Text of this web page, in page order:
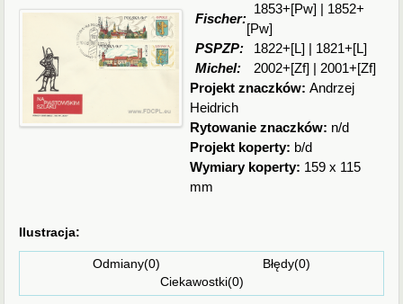
Fischer:
1853+[Pw] | 1852+
[Pw]
PSPZP:
1822+[L] | 1821+[L]
Michel:
2002+[Zf] | 2001+[Zf]
Projekt znaczków:Andrzej
Heidrich
Rytowanie znaczków: n/d
Projekt koperty: b/d
Wymiary koperty: 159 x 115
mm
Ilustracja:
Odmiany(0) Błędy(0)
Ciekawostki(0)